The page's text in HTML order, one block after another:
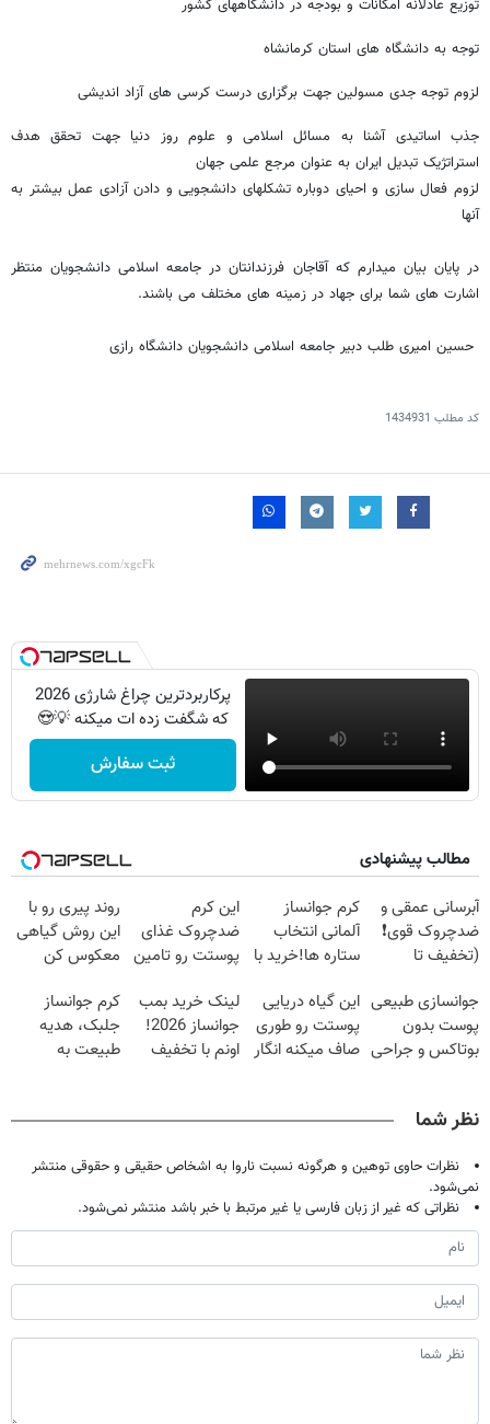
توزیع عادلانه امکانات و بودجه در دانشگاههای کشور
توجه به دانشگاه های استان کرمانشاه
لزوم توجه جدی مسولین جهت برگزاری درست کرسی های آزاد اندیشی
جذب اساتیدی آشنا به مسائل اسلامی و علوم روز دنیا جهت تحقق هدف
استراتژیک تبدیل ایران به عنوان مرجع علمی جهان
لزوم فعال سازی و احیای دوباره تشکلهای دانشجویی و دادن آزادی عمل بیشتر به
آنها
در پایان بیان میدارم که آقاجان فرزندانتان در جامعه اسلامی دانشجویان منتظر
اشارت های شما برای جهاد در زمینه های مختلف می باشند.
حسین امیری طلب دبیر جامعه اسلامی دانشجویان دانشگاه رازی
کد مطلب 1434931
پرکاربردترین چراغ شارژی 2026
که شگفت زده ات میکنه 💡😍
ثبت سفارش
مطالب پیشنهادی
آبرسانی عمقی و
ضدچروک قوی❗
(تخفیف تا
کرم جوانساز
آلمانی انتخاب
ستاره ها!خرید با
این کرم
ضدچروک غذای
پوستت رو تامین
40%تخفیف)
روند پیری رو با
این روش گیاهی
معکوس کن
جوانسازی طبیعی
پوست بدون
بوتاکس و جراحی
این گیاه دریایی
پوستت رو طوری
صاف میکنه انگار
لینک خرید بمب
جوانساز 2026!
اونم با تخفیف
کرم جوانساز
جلبک، هدیه
طبیعت به
نظر شما
نظرات حاوی توهین و هرگونه نسبت ناروا به اشخاص حقیقی و حقوقی منتشر
نمی‌شود.
نظراتی که غیر از زبان فارسی یا غیر مرتبط با خبر باشد منتشر نمی‌شود.